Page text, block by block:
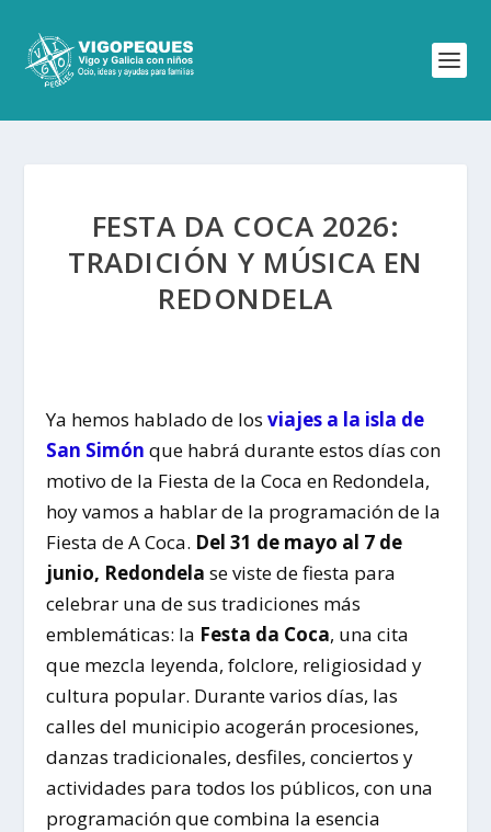
FESTA DA COCA 2026:
TRADICIÓN Y MÚSICA EN
REDONDELA
Ya hemos hablado de losviajes a la isla de
San Simón que habrá durante estos días con
motivo de la Fiesta de la Coca en Redondela,
hoy vamos a hablar de la programación de la
Fiesta de A Coca. Del 31 de mayo al 7 de
junio, Redondela se viste de fiesta para
celebrar una de sus tradiciones más
emblemáticas: la Festa da Coca, una cita
que mezcla leyenda, folclore, religiosidad y
cultura popular. Durante varios días, las
calles del municipio acogerán procesiones,
danzas tradicionales, desfiles, conciertos y
actividades para todos los públicos, con una
programación que combina la esencia